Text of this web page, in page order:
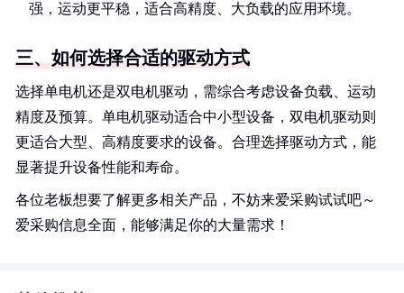
强，运动更平稳，适合高精度、大负载的应用环境。
三、如何选择合适的驱动方式
选择单电机还是双电机驱动，需综合考虑设备负载、运动
精度及预算。单电机驱动适合中小型设备，双电机驱动则
更适合大型、高精度要求的设备。合理选择驱动方式，能
显著提升设备性能和寿命。
各位老板想要了解更多相关产品，不妨来爱采购试试吧～
爱采购信息全面，能够满足你的大量需求！